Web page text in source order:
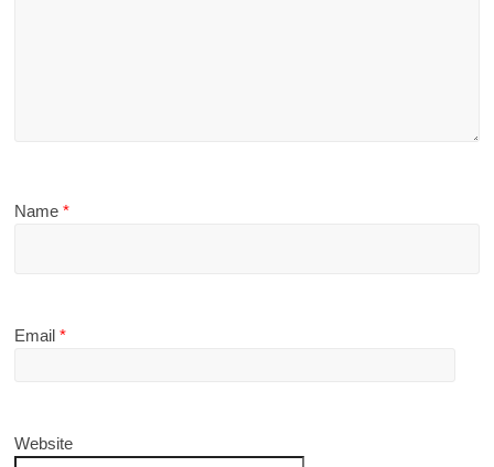
Name*
Email*
Website